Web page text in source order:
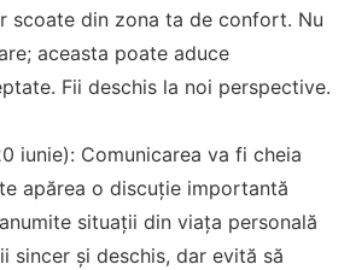
scoate din zona ta de confort. Nu
aceasta poate aduce
Fii deschis la noi perspective.
iunie): Comunicarea va fi cheia
apărea o discuție importantă
situații din viața personală
sincer și deschis, dar evită să